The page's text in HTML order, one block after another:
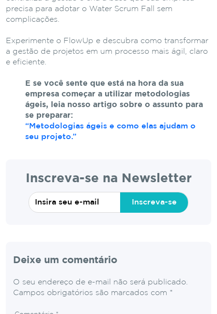
precisa para adotar o Water Scrum Fall sem
complicações.
Experimente o FlowUp e descubra como transformar
a gestão de projetos em um processo mais ágil, claro
e eficiente.
E se você sente que está na hora da sua
empresa começar a utilizar metodologias
ágeis, leia nosso artigo sobre o assunto para
se preparar:
“Metodologias ágeis e como elas ajudam o
seu projeto.”
Inscreva-se na Newsletter
Inscreva-se
Deixe um comentário
O seu endereço de e-mail não será publicado.
Campos obrigatórios são marcados com *